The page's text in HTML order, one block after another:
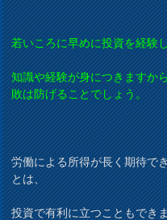
若いころに早めに投資を経験
知識や経験が身につきますか
敗は防げることでしょう。
労働による所得が長く期待で
とは、
投資で有利に立つこともでき